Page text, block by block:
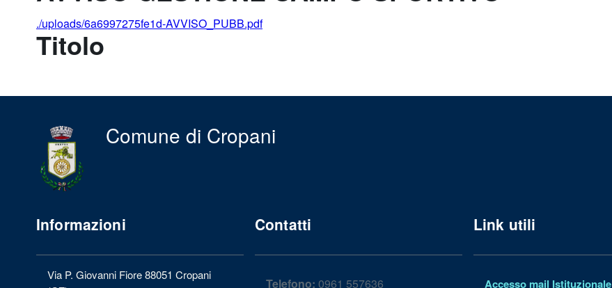
./uploads/6a6997275fe1d-AVVISO_PUBB.pdf
Titolo
Comune di Cropani
Informazioni
Via P. Giovanni Fiore 88051 Cropani
Contatti
Telefono: 0961 557636
Link utili
Accesso mail Istituzionale